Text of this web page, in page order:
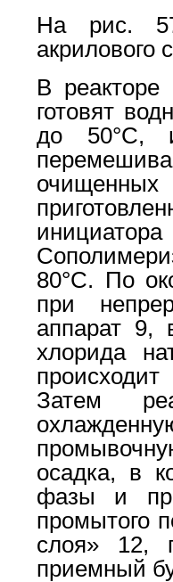
На рис. 57
акрилового
В
готовят
до 50°С,
80°С. По
при
аппарат 9,
хлорида
Затем
осадка, в
фазы и
промытого
слоя» 12,
приемный